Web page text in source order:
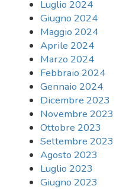
Luglio 2024
Giugno 2024
Maggio 2024
Aprile 2024
Marzo 2024
Febbraio 2024
Gennaio 2024
Dicembre 2023
Novembre 2023
Ottobre 2023
Settembre 2023
Agosto 2023
Luglio 2023
Giugno 2023